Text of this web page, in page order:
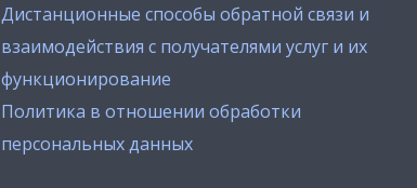
Дистанционные способы обратной связи и
взаимодействия с получателями услуг и их
функционирование
Политика в отношении обработки
персональных данных